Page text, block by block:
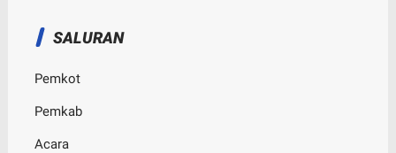
SALURAN
Pemkot
Pemkab
Acara